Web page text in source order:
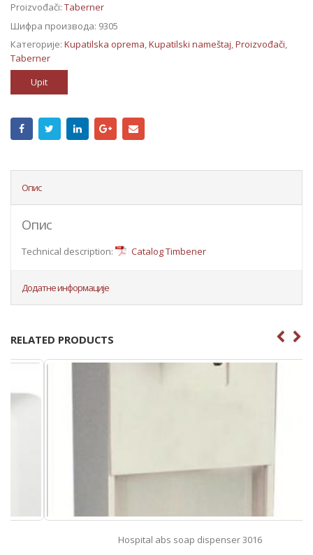
Proizvođači: Taberner
Шифра производа: 9305
Категорије: Kupatilska oprema,Kupatilski nameštaj,Proizvođači,
Taberner
Upit
Опис
Опис
Technical description: Catalog Timbener
Додатне информације
RELATED PRODUCTS
Hospital abs soap dispenser 3016